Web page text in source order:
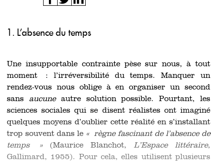
1. L’absence du temps
Une insupportable contrainte pèse sur nous, à tout
moment : l’irréversibilité du temps. Manquer un
rendez-vous nous oblige à en organiser un second
sans aucuneautre solution possible. Pourtant, les
sciences sociales qui se disent réalistes ont imaginé
quelques moyens d’oublier cette réalité en s’installant
trop souvent dans le « règne fascinant de l’absence de
temps » (Maurice Blanchot, L’Espace littéraire,
Gallimard, 1955). Pour cela, elles utilisent plusieurs